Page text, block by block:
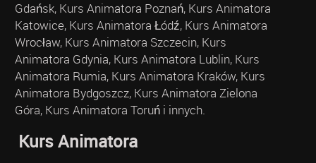
Gdańsk, Kurs Animatora Poznań, Kurs Animatora
Katowice, Kurs Animatora Łódź, Kurs Animatora
Wrocław, Kurs Animatora Szczecin, Kurs
Animatora Gdynia, Kurs Animatora Lublin, Kurs
Animatora Rumia, Kurs Animatora Kraków, Kurs
Animatora Bydgoszcz, Kurs Animatora Zielona
Góra, Kurs Animatora Toruń i innych.
Kurs Animatora